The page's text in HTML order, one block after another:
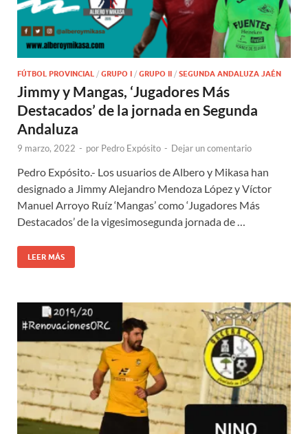
FÚTBOL PROVINCIAL / GRUPO I / GRUPO II / SEGUNDA ANDALUZA JAÉN
Jimmy y Mangas, ‘Jugadores Más
Destacados’ de la jornada en Segunda
Andaluza
9 marzo, 2022 - por Pedro Expósito - Dejar un comentario
Pedro Expósito.- Los usuarios de Albero y Mikasa han
designado a Jimmy Alejandro Mendoza López y Víctor
Manuel Arroyo Ruíz ‘Mangas’ como ‘Jugadores Más
Destacados’ de la vigesimosegunda jornada de …
LEER MÁS